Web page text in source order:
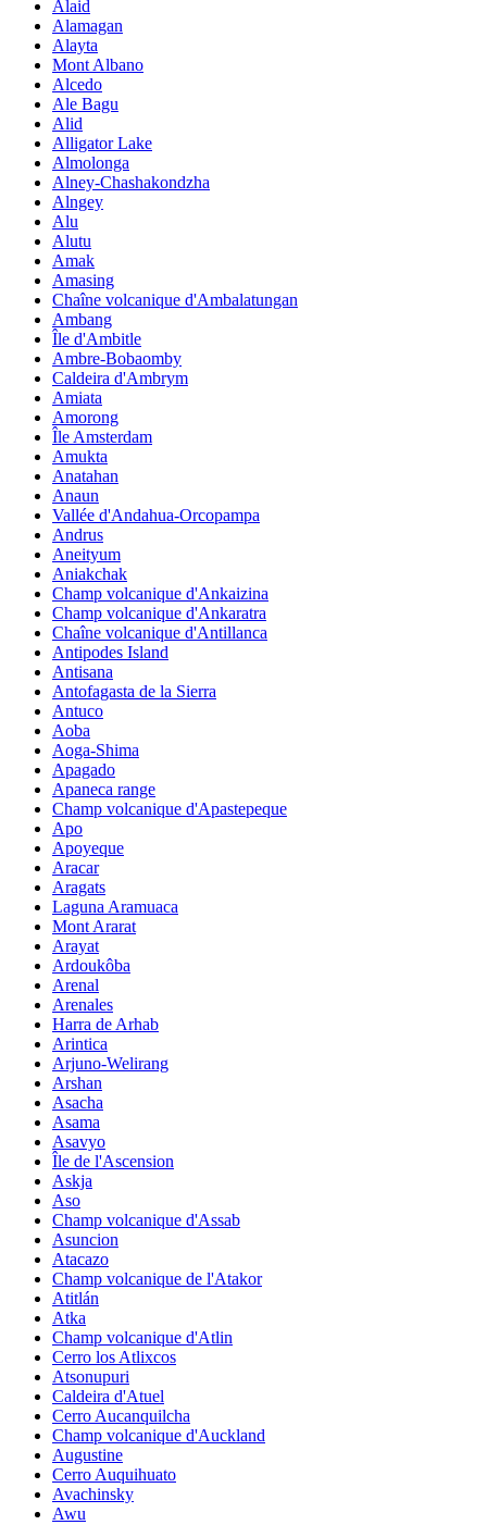
Alaid
Alamagan
Alayta
Mont Albano
Alcedo
Ale Bagu
Alid
Alligator Lake
Almolonga
Alney-Chashakondzha
Alngey
Alu
Alutu
Amak
Amasing
Chaîne volcanique d'Ambalatungan
Ambang
Île d'Ambitle
Ambre-Bobaomby
Caldeira d'Ambrym
Amiata
Amorong
Île Amsterdam
Amukta
Anatahan
Anaun
Vallée d'Andahua-Orcopampa
Andrus
Aneityum
Aniakchak
Champ volcanique d'Ankaizina
Champ volcanique d'Ankaratra
Chaîne volcanique d'Antillanca
Antipodes Island
Antisana
Antofagasta de la Sierra
Antuco
Aoba
Aoga-Shima
Apagado
Apaneca range
Champ volcanique d'Apastepeque
Apo
Apoyeque
Aracar
Aragats
Laguna Aramuaca
Mont Ararat
Arayat
Ardoukôba
Arenal
Arenales
Harra de Arhab
Arintica
Arjuno-Welirang
Arshan
Asacha
Asama
Asavyo
Île de l'Ascension
Askja
Aso
Champ volcanique d'Assab
Asuncion
Atacazo
Champ volcanique de l'Atakor
Atitlán
Atka
Champ volcanique d'Atlin
Cerro los Atlixcos
Atsonupuri
Caldeira d'Atuel
Cerro Aucanquilcha
Champ volcanique d'Auckland
Augustine
Cerro Auquihuato
Avachinsky
Awu